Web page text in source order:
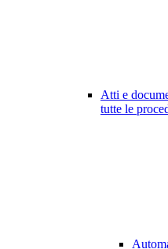
Atti e
tutte le